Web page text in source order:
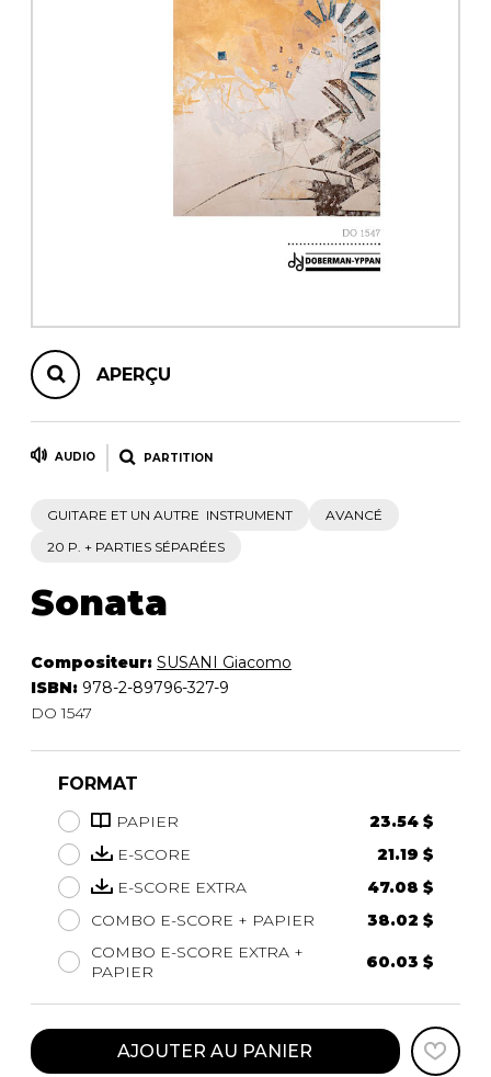
APERÇU
AUDIO PARTITION
GUITARE ET UN AUTRE INSTRUMENT
AVANCÉ
20 P. + PARTIES SÉPARÉES
Sonata
Compositeur: SUSANI Giacomo
ISBN: 978-2-89796-327-9
DO 1547
FORMAT
PAPIER
23.54 $
E-SCORE
21.19 $
E-SCORE EXTRA
47.08 $
COMBO E-SCORE + PAPIER
38.02 $
COMBO E-SCORE EXTRA +
PAPIER
60.03 $
AJOUTER AU PANIER